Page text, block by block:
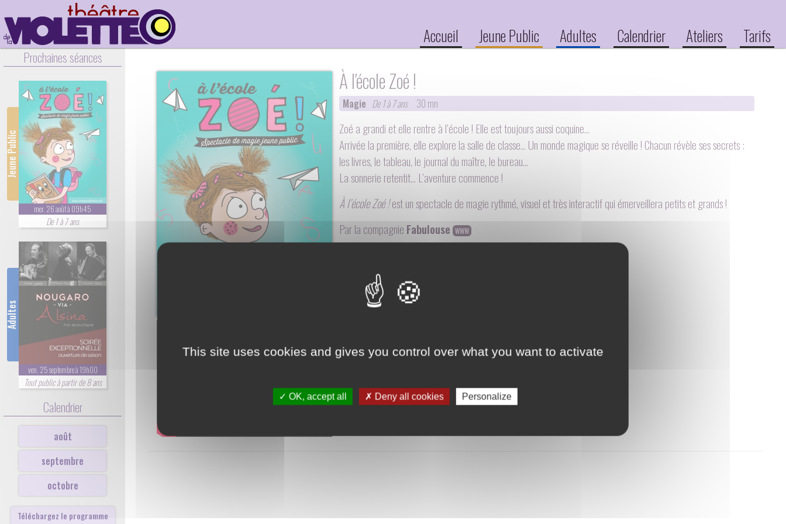
Accueil Jeune Public Adultes Calendrier Ateliers Tarifs
Prochaines séances
Jeune Public
mer. 26 août à 09h45
De 1 à 7 ans
Adultes
ven. 25 septembre à 19h00
Tout public à partir de 8 ans
Calendrier
août
septembre
octobre
Téléchargez le programme
À l'école Zoé !
Magie De 1 à 7 ans 30 mn
Zoé a grandi et elle rentre à l’école ! Elle est toujours aussi coquine…
Arrivée la première, elle explore la salle de classe… Un monde magique se réveille ! Chacun révèle ses secrets :
les livres, le tableau, le journal du maître, le bureau…
La sonnerie retentit… L’aventure commence !
À l’école Zoé !est un spectacle de magie rythmé, visuel et très interactif qui émerveillera petits et grands !
Par la compagnie Fabulouse WWW
Réserver
This site uses cookies and gives you control over what you want to activate
OK, accept all Deny all cookies Personalize